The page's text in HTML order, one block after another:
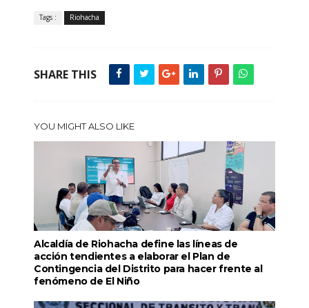
Tags : Riohacha
SHARE THIS
YOU MIGHT ALSO LIKE
Alcaldía de Riohacha define las líneas de
acción tendientes a elaborar el Plan de
Contingencia del Distrito para hacer frente al
fenómeno de El Niño